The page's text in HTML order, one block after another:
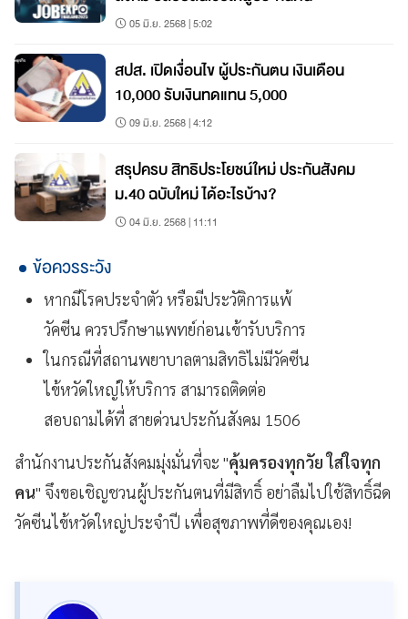
05 มิ.ย. 2568 | 5:02
สปส. เปิดเงื่อนไข ผู้ประกันตน เงินเดือน
10,000 รับเงินทดแทน 5,000
09 มิ.ย. 2568 | 4:12
สรุปครบ สิทธิประโยชน์ใหม่ ประกันสังคม
ม.40 ฉบับใหม่ ได้อะไรบ้าง?
04 มิ.ย. 2568 | 11:11
ข้อควรระวัง
หากมีโรคประจำตัว หรือมีประวัติการแพ้
วัคซีน ควรปรึกษาแพทย์ก่อนเข้ารับบริการ
ในกรณีที่สถานพยาบาลตามสิทธิไม่มีวัคซีน
ไข้หวัดใหญ่ให้บริการ สามารถติดต่อ
สอบถามได้ที่ สายด่วนประกันสังคม 1506
สำนักงานประกันสังคมมุ่งมั่นที่จะ "คุ้มครองทุกวัย ใส่ใจทุก
คน" จึงขอเชิญชวนผู้ประกันตนที่มีสิทธิ์ อย่าลืมไปใช้สิทธิ์ฉีด
วัคซีนไข้หวัดใหญ่ประจำปี เพื่อสุขภาพที่ดีของคุณเอง!